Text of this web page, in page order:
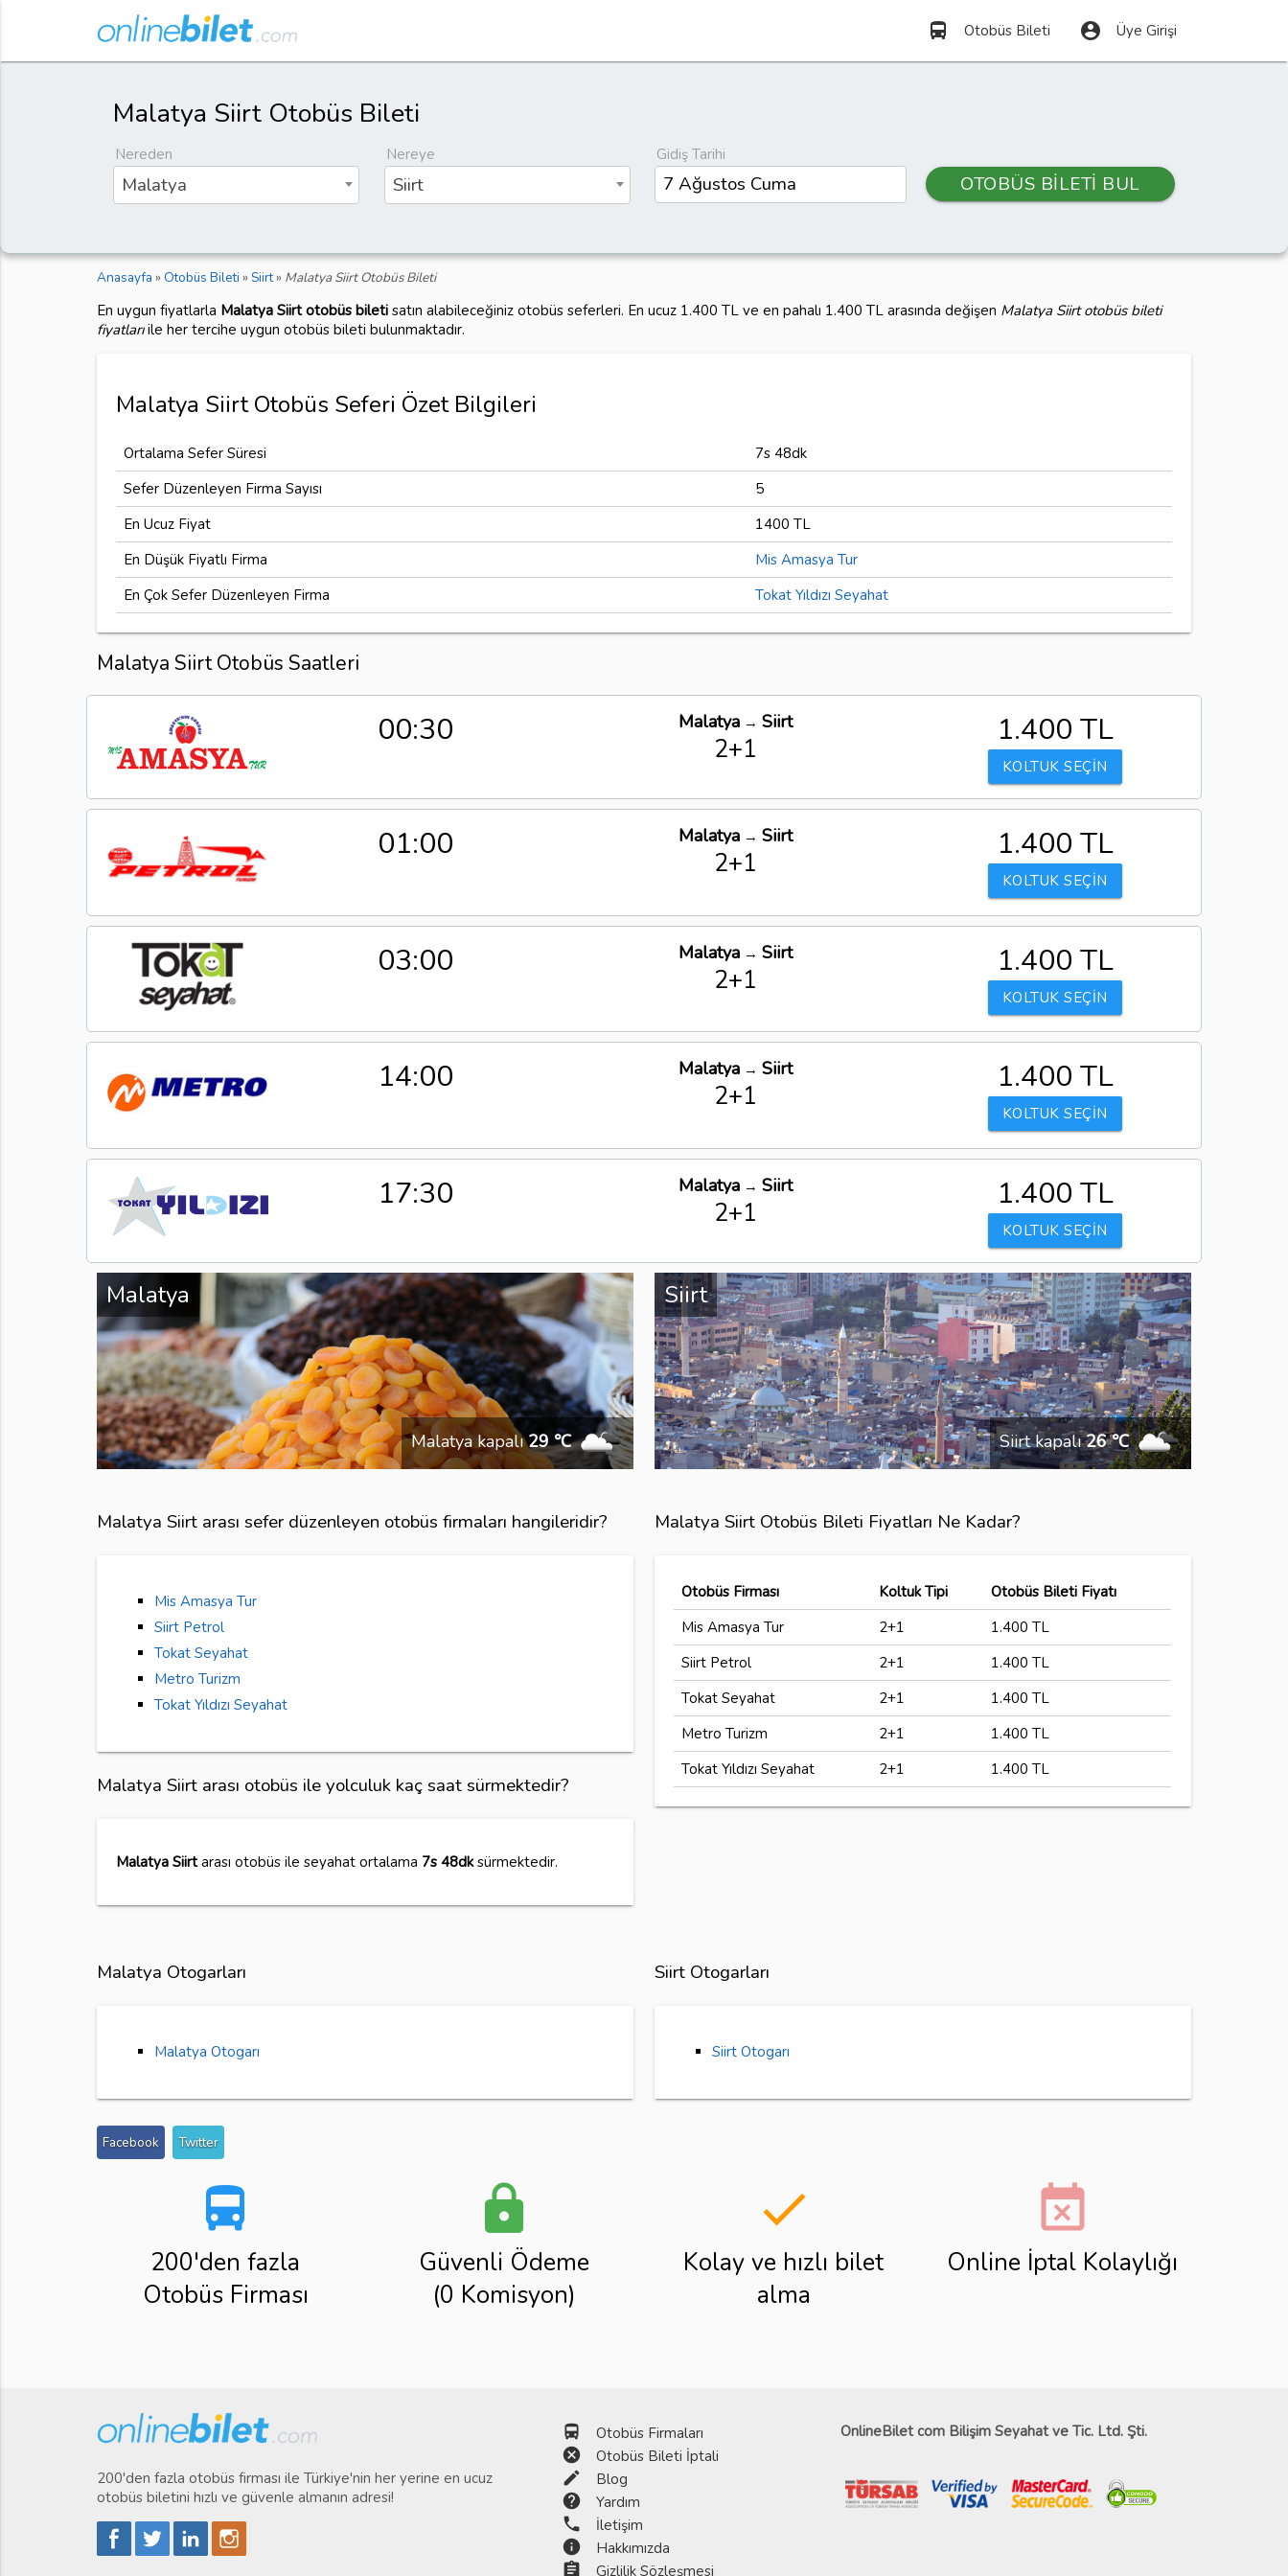
directions_bus Otobüs Bileti account_circle Üye Girişi
Malatya Siirt Otobüs Bileti
Nereden
Malatya
Nereye
Siirt
Gidiş Tarihi
OTOBÜS BİLETİ BUL
Anasayfa » Otobüs Bileti » Siirt» Malatya Siirt Otobüs Bileti
En uygun fiyatlarla Malatya Siirt otobüs biletisatın alabileceğiniz otobüs seferleri. En ucuz 1.400 TL ve en pahalı 1.400 TL arasında değişen Malatya Siirt otobüs bileti
fiyatlarıile her tercihe uygun otobüs bileti bulunmaktadır.
Malatya Siirt Otobüs Seferi Özet Bilgileri
Ortalama Sefer Süresi
7s 48dk
Sefer Düzenleyen Firma Sayısı
5
En Ucuz Fiyat
1400 TL
En Düşük Fiyatlı Firma
Mis Amasya Tur
En Çok Sefer Düzenleyen Firma
Tokat Yıldızı Seyahat
Malatya Siirt Otobüs Saatleri
00:30 Malatya→ Siirt
2+1 1.400 TL
KOLTUK SEÇİN
01:00 Malatya→ Siirt
2+1 1.400 TL
KOLTUK SEÇİN
03:00 Malatya→ Siirt
2+1 1.400 TL
KOLTUK SEÇİN
14:00 Malatya→ Siirt
2+1 1.400 TL
KOLTUK SEÇİN
17:30 Malatya→ Siirt
2+1 1.400 TL
KOLTUK SEÇİN
Malatya
Malatya kapalı29 ℃
Siirt
Siirt kapalı26 ℃
Malatya Siirt arası sefer düzenleyen otobüs firmaları hangileridir?
Mis Amasya Tur
Siirt Petrol
Tokat Seyahat
Metro Turizm
Tokat Yıldızı Seyahat
Malatya Siirt arası otobüs ile yolculuk kaç saat sürmektedir?
Malatya Siirtarası otobüs ile seyahat ortalama 7s 48dksürmektedir.
Malatya Siirt Otobüs Bileti Fiyatları Ne Kadar?
Otobüs Firması Koltuk Tipi
Otobüs Bileti Fiyatı
Mis Amasya Tur
2+1
1.400 TL
Siirt Petrol
2+1
1.400 TL
Tokat Seyahat
2+1
1.400 TL
Metro Turizm
2+1
1.400 TL
Tokat Yıldızı Seyahat
2+1 1.400 TL
Malatya Otogarları
Malatya Otogarı
Siirt Otogarları
Siirt Otogarı
Facebook Twitter
directions_bus
200'den fazla
Otobüs Firması
lock
Güvenli Ödeme
(0 Komisyon)
done
Kolay ve hızlı bilet
alma
event_busy
Online İptal Kolaylığı
200'den fazla otobüs firması ile Türkiye'nin her yerine en ucuz
otobüs biletini hızlı ve güvenle almanın adresi!
directions_bus Otobüs Firmaları
cancel Otobüs Bileti İptali
edit Blog
help Yardım
phone İletişim
info Hakkımızda
assignment Gizlilik Sözleşmesi
OnlineBilet com Bilişim Seyahat ve Tic. Ltd. Şti.